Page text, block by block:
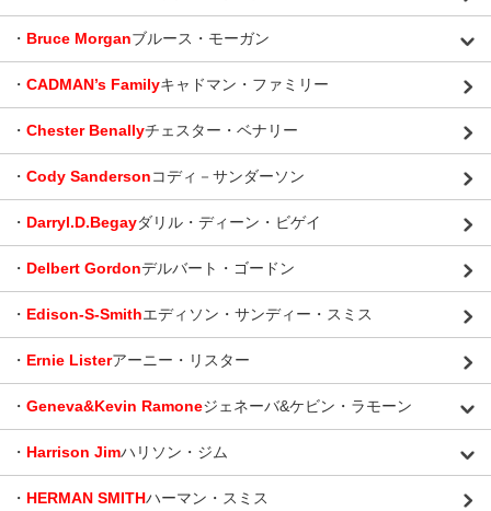
・ Bruce Morganブルース・モーガン
・ CADMAN’s Familyキャドマン・ファミリー
・ Chester Benallyチェスター・ベナリー
・ Cody Sandersonコディ－サンダーソン
・ Darryl.D.Begayダリル・ディーン・ビゲイ
・ Delbert Gordonデルバート・ゴードン
・ Edison-S-Smithエディソン・サンディー・スミス
・ Ernie Listerアーニー・リスター
・ Geneva&Kevin Ramoneジェネーバ&ケビン・ラモーン
・ Harrison Jimハリソン・ジム
・ HERMAN SMITHハーマン・スミス